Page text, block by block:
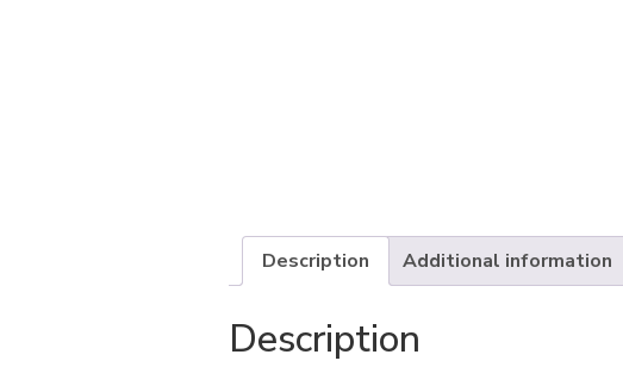
Description Additional information
Description